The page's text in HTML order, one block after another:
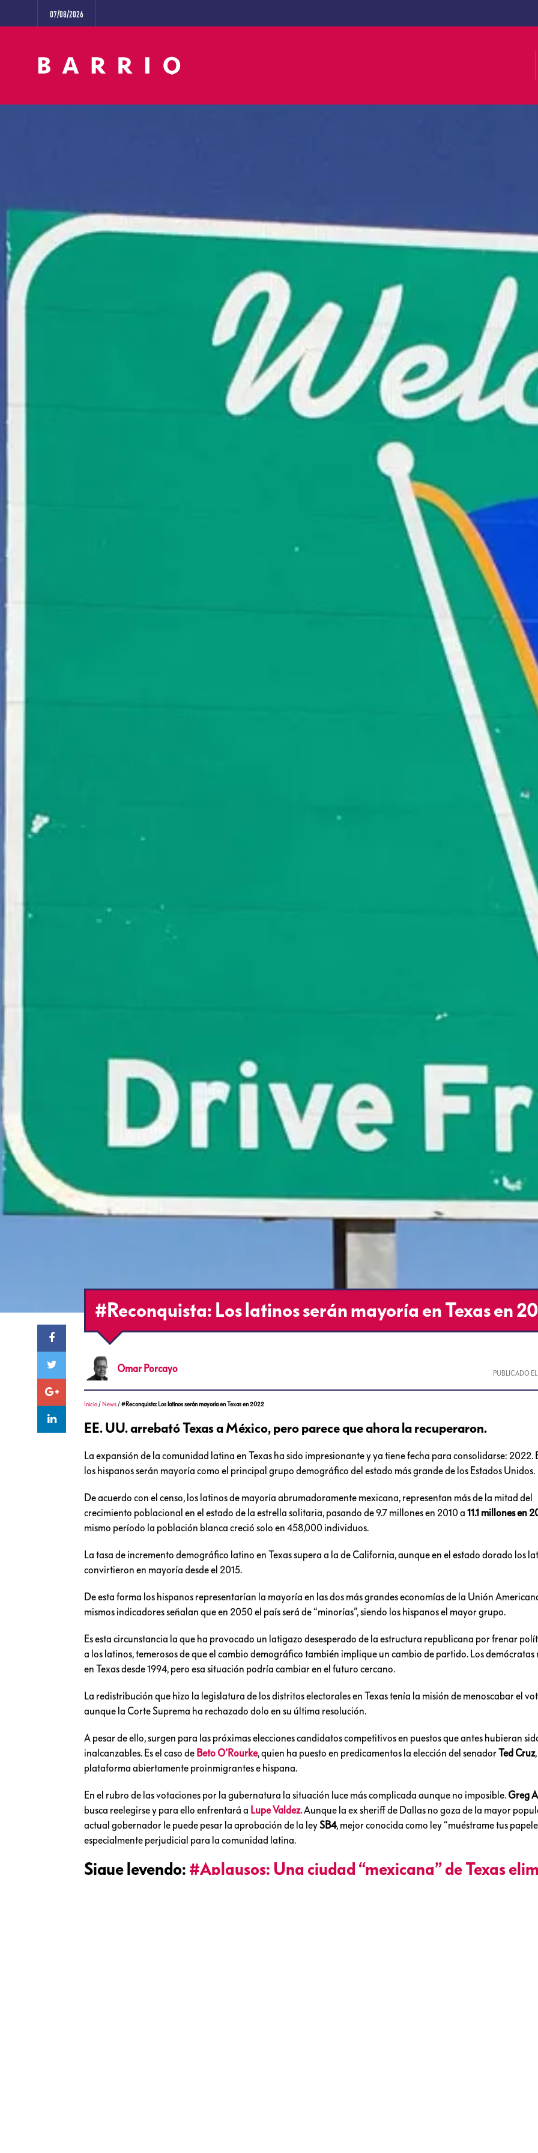
07/08/2026
#Reconquista: Los latinos serán mayoría en Texas en
Omar Porcayo PUBLICADO
Inicio / News /#Reconquista: Los latinos serán mayoría en Texas en 2022
EE. UU. arrebató Texas a México, pero parece que ahora la recuperaron.
La expansión de la comunidad latina en Texas ha sido impresionante y ya tiene fecha para consolidarse: 2022.
los hispanos serán mayoría como el principal grupo demográfico del estado más grande de los Estados Unidos.
De acuerdo con el censo, los latinos de mayoría abrumadoramente mexicana, representan más de la mitad del
crecimiento poblacional en el estado de la estrella solitaria, pasando de 9.7 millones en 2010 a11.1 millones en
mismo período la población blanca creció solo en 458,000 individuos.
La tasa de incremento demográfico latino en Texas supera a la de California, aunque en el estado dorado los
convirtieron en mayoría desde el 2015.
De esta forma los hispanos representarían la mayoría en las dos más grandes economías de la Unión
mismos indicadores señalan que en 2050 el país será de “minorías”, siendo los hispanos el mayor grupo.
Es esta circunstancia la que ha provocado un latigazo desesperado de la estructura republicana por frenar
a los latinos, temerosos de que el cambio demográfico también implique un cambio de partido. Los demócratas
en Texas desde 1994, pero esa situación podría cambiar en el futuro cercano.
La redistribución que hizo la legislatura de los distritos electorales en Texas tenía la misión de menoscabar el
aunque la Corte Suprema ha rechazado dolo en su última resolución.
A pesar de ello, surgen para las próximas elecciones candidatos competitivos en puestos que antes hubieran
inalcanzables. Es el caso de Beto O’Rourke, quien ha puesto en predicamentos la elección del senadorTed Cruz
plataforma abiertamente proinmigrantes e hispana.
En el rubro de las votaciones por la gubernatura la situación luce más complicada aunque no imposible. Greg
busca reelegirse y para ello enfrentará a Lupe Valdez.Aunque la ex sheriff de Dallas no goza de la mayor
actual gobernador le puede pesar la aprobación de la leySB4, mejor conocida como ley “muéstrame tus
especialmente perjudicial para la comunidad latina.
Sigue leyendo: #Aplausos: Una ciudad “mexicana” de Texas